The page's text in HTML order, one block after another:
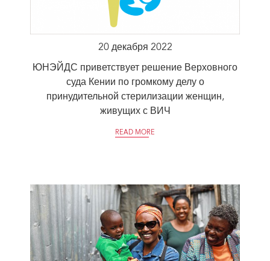
20 декабря 2022
ЮНЭЙДС приветствует решение Верховного
суда Кении по громкому делу о
принудительной стерилизации женщин,
живущих с ВИЧ
READ MORE